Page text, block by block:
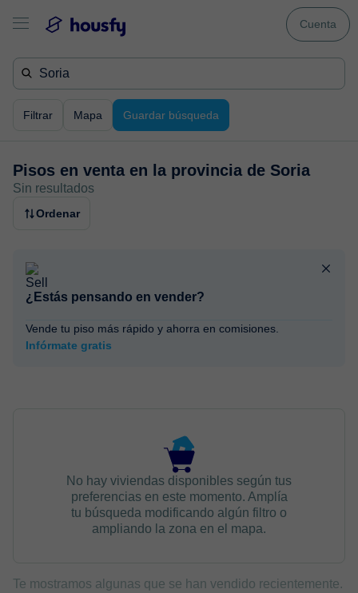
Cuenta
Filtrar Mapa Guardar búsqueda
Pisos en venta en la provincia de Soria
Sin resultados
Ordenar
¿Estás pensando en vender?
Vende tu piso más rápido y ahorra en comisiones.
Infórmate gratis
No hay viviendas disponibles según tus
preferencias en este momento. Amplía
tu búsqueda modificando algún filtro o
ampliando la zona en el mapa.
Te mostramos algunas que se han vendido recientemente.